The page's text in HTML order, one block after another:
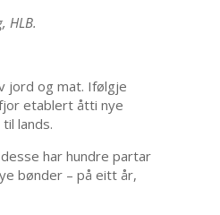
HLB.
jord og mat. Ifølgje
etablert åtti nye
lands.
har hundre partar
bønder – på eitt år,